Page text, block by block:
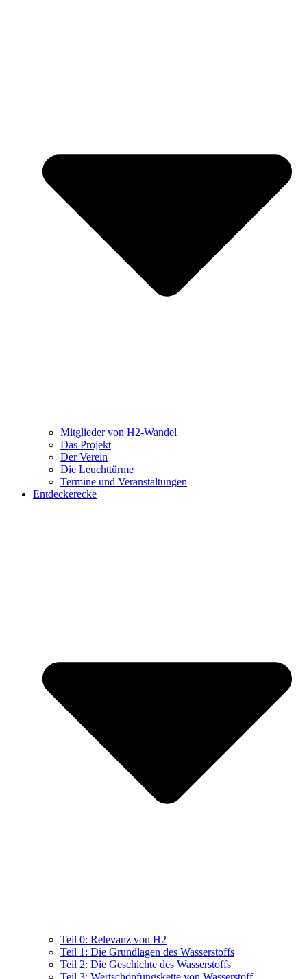
Mitglieder von H2-Wandel
Das Projekt
Der Verein
Die Leuchttürme
Termine und Veranstaltungen
Entdeckerecke
Teil 0: Relevanz von H2
Teil 1: Die Grundlagen des Wasserstoffs
Teil 2: Die Geschichte des Wasserstoffs
Teil 3: Wertschöpfungskette von Wasserstoff